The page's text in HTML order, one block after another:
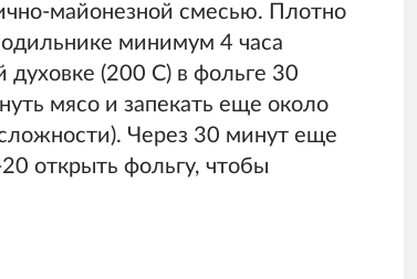
майонезной смесью. Плотно
минимум 4 часа
духовке (200 С) в фольге 30
мясо и запекать еще около
Через 30 минут еще
открыть фольгу, чтобы